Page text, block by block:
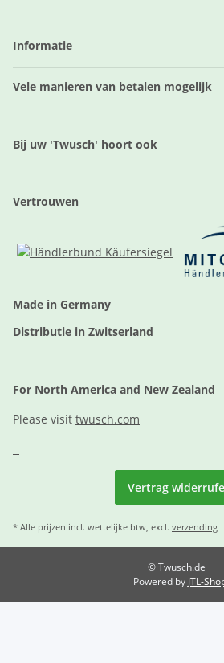
Informatie
Vele manieren van betalen mogelijk
Bij uw 'Twusch' hoort ook
Vertrouwen
Made in Germany
Distributie in Zwitserland
For North America and New Zealand
Please visit twusch.com
Vertrag
* Alle prijzen incl. wettelijke btw, excl. verzending
© Twusch.de
Powered by JTL-